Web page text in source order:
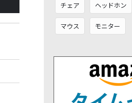
チェア ヘッドホン
マウス モニター